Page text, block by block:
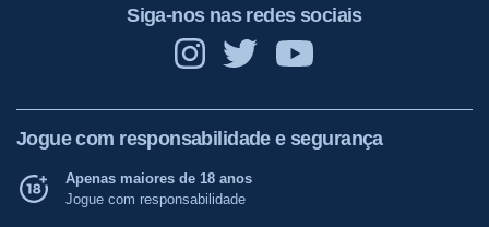
Siga-nos nas redes sociais
Jogue com responsabilidade e segurança
Apenas maiores de 18 anos
Jogue com responsabilidade